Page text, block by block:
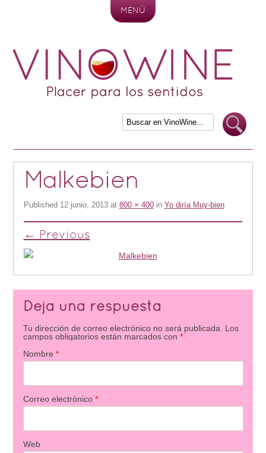
MENÚ
Malkebien
Published 12 junio, 2013at 800 × 400in Yo diría Muy-bien
← Previous
Deja una respuesta
Tu dirección de correo electrónico no será publicada. Los
campos obligatorios están marcados con *
Nombre *
Correo electrónico *
Web